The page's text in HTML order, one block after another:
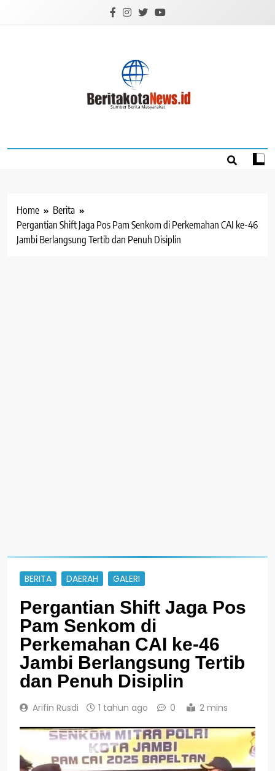
Home
Berita
Pergantian Shift Jaga Pos Pam Senkom di Perkemahan CAI ke-46
Jambi Berlangsung Tertib dan Penuh Disiplin
BERITA DAERAH GALERI
Pergantian Shift Jaga Pos
Pam Senkom di
Perkemahan CAI ke-46
Jambi Berlangsung Tertib
dan Penuh Disiplin
Arifin Rusdi 1 tahun ago 0 2 mins